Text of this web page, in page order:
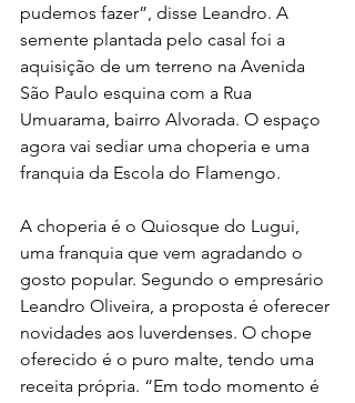
pudemos fazer”, disse Leandro. A
semente plantada pelo casal foi a
aquisição de um terreno na Avenida
São Paulo esquina com a Rua
Umuarama, bairro Alvorada. O espaço
agora vai sediar uma choperia e uma
franquia da Escola do Flamengo.
A choperia é o Quiosque do Lugui,
uma franquia que vem agradando o
gosto popular. Segundo o empresário
Leandro Oliveira, a proposta é oferecer
novidades aos luverdenses. O chope
oferecido é o puro malte, tendo uma
receita própria. “Em todo momento é